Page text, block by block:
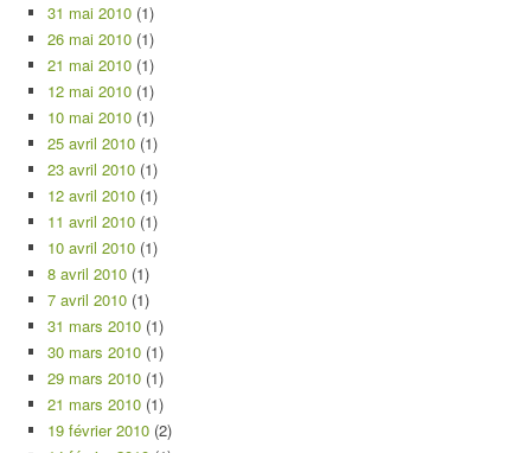
31 mai 2010 (1)
26 mai 2010 (1)
21 mai 2010 (1)
12 mai 2010 (1)
10 mai 2010 (1)
25 avril 2010 (1)
23 avril 2010 (1)
12 avril 2010 (1)
11 avril 2010 (1)
10 avril 2010 (1)
8 avril 2010 (1)
7 avril 2010 (1)
31 mars 2010 (1)
30 mars 2010 (1)
29 mars 2010 (1)
21 mars 2010 (1)
19 février 2010 (2)